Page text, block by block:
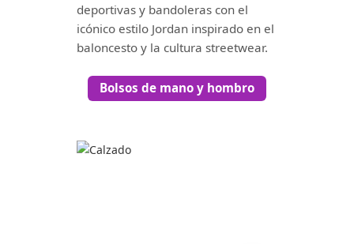
deportivas y bandoleras con el
icónico estilo Jordan inspirado en el
baloncesto y la cultura streetwear.
Bolsos de mano y hombro